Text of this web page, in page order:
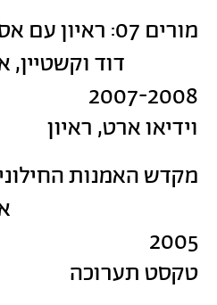
וידיאו ארט, ראיון
מורים 07: ראיון עם אסד עזי
דוד וקשטיין,
2007-2008
טקסט תערוכה
מקדש האמנות
2005